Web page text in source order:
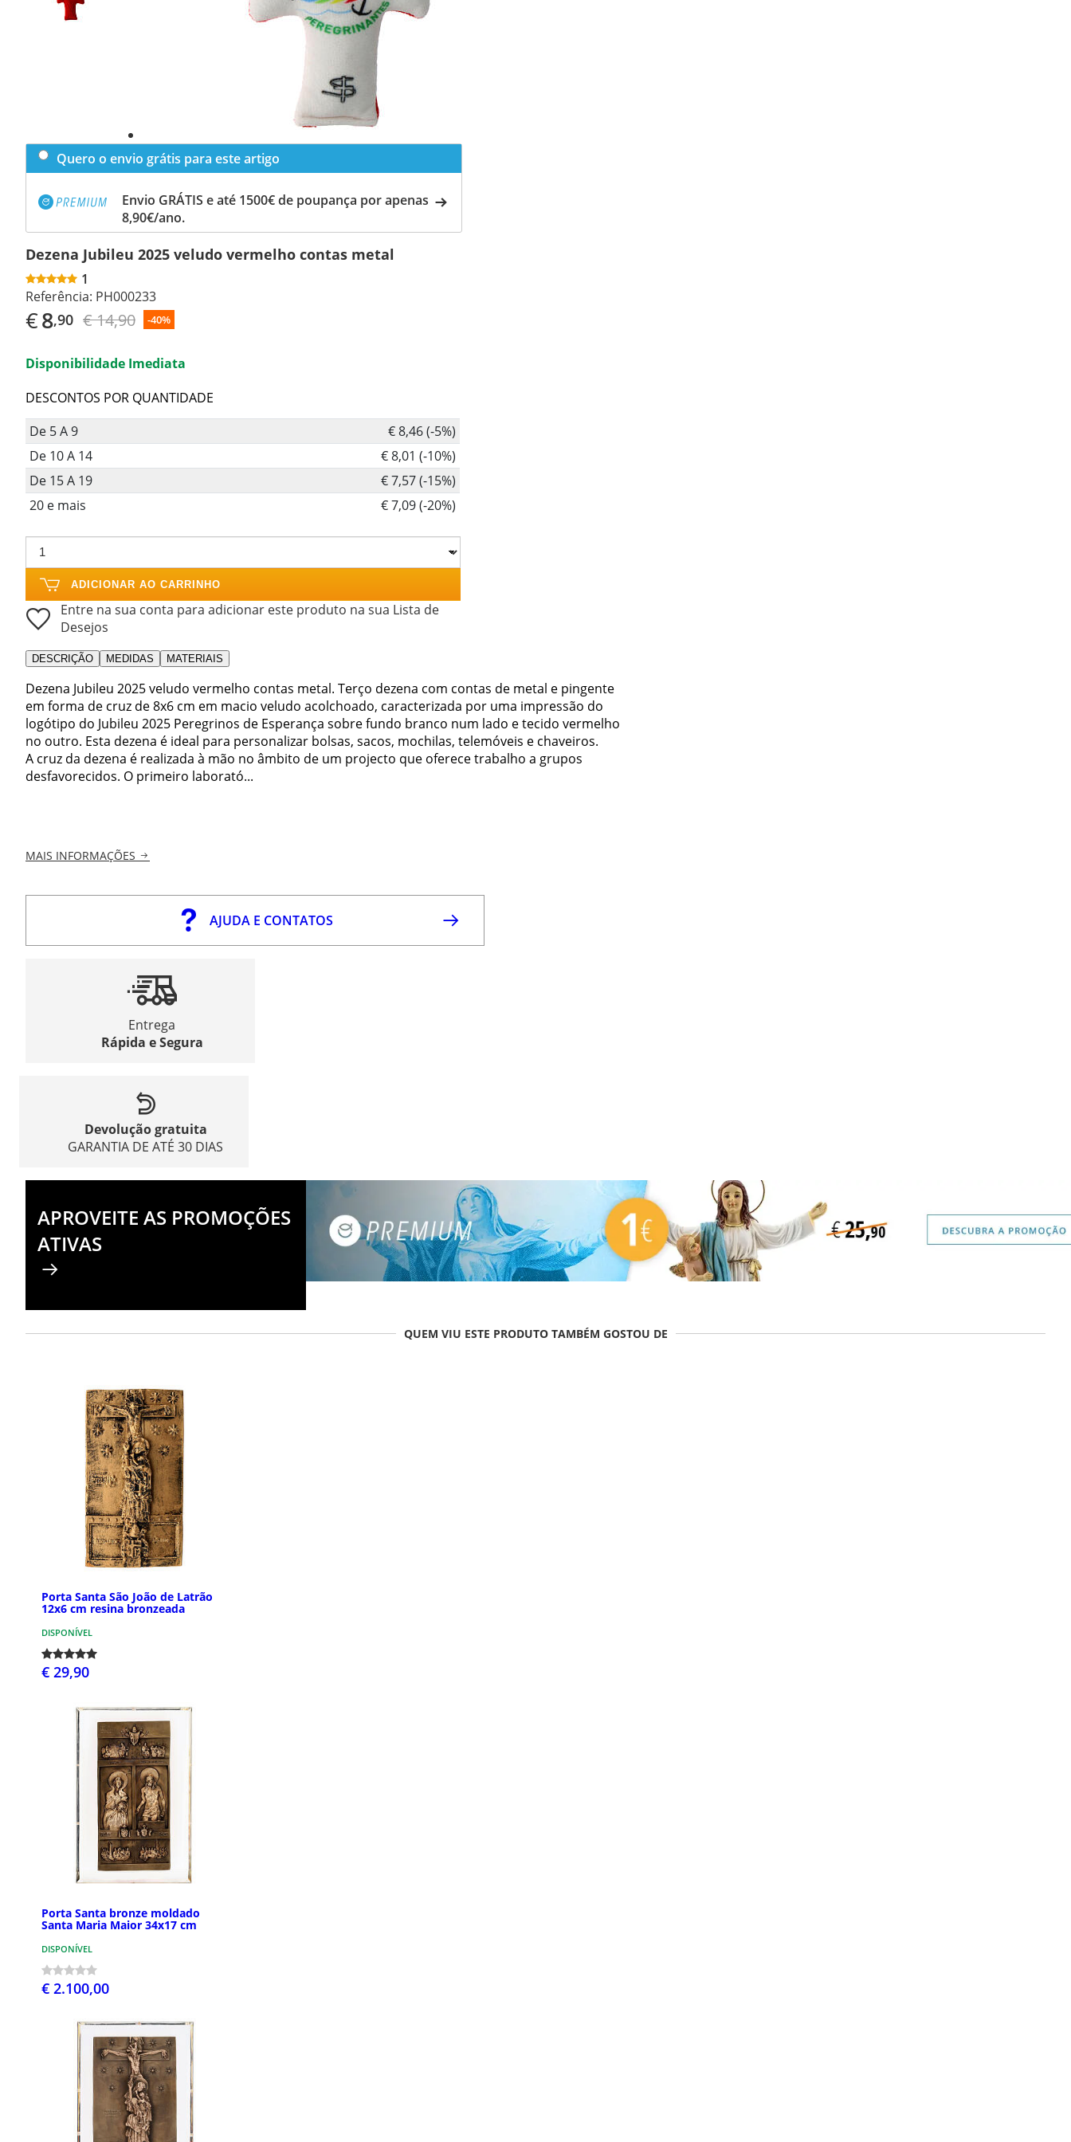
Quero o envio grátis para este artigo
Envio GRÁTIS e até 1500€ de poupança por apenas
8,90€/ano.
Dezena Jubileu 2025 veludo vermelho contas metal
1
Referência: PH000233
€8,90 € 14,90 -40%
Disponibilidade Imediata
DESCONTOS POR QUANTIDADE
De 5 A 9
€ 8,46 (-5%)
De 10 A 14
€ 8,01 (-10%)
De 15 A 19
€ 7,57 (-15%)
20 e mais
€ 7,09 (-20%)
ADICIONAR AO CARRINHO
Entre na sua conta para adicionar este produto na sua Lista de
Desejos
DESCRIÇÃO MEDIDAS MATERIAIS
Dezena Jubileu 2025 veludo vermelho contas metal. Terço dezena com contas de metal e pingente
em forma de cruz de 8x6 cm em macio veludo acolchoado, caracterizada por uma impressão do
logótipo do Jubileu 2025 Peregrinos de Esperança sobre fundo branco num lado e tecido vermelho
no outro. Esta dezena é ideal para personalizar bolsas, sacos, mochilas, telemóveis e chaveiros.
A cruz da dezena é realizada à mão no âmbito de um projecto que oferece trabalho a grupos
desfavorecidos. O primeiro laborató...
MAIS INFORMAÇÕES
AJUDA E CONTATOS
Entrega
Rápida e Segura
Devolução gratuita
GARANTIA DE ATÉ 30 DIAS
APROVEITE AS PROMOÇÕES
ATIVAS
QUEM VIU ESTE PRODUTO TAMBÉM GOSTOU DE
Porta Santa São João de Latrão
12x6 cm resina bronzeada
DISPONÍVEL
€ 29,90
Porta Santa bronze moldado
Santa Maria Maior 34x17 cm
DISPONÍVEL
€ 2.100,00